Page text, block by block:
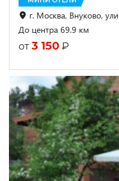
г. Москва, Внуково,
До центра 69.9 км
от 3 150 ₽